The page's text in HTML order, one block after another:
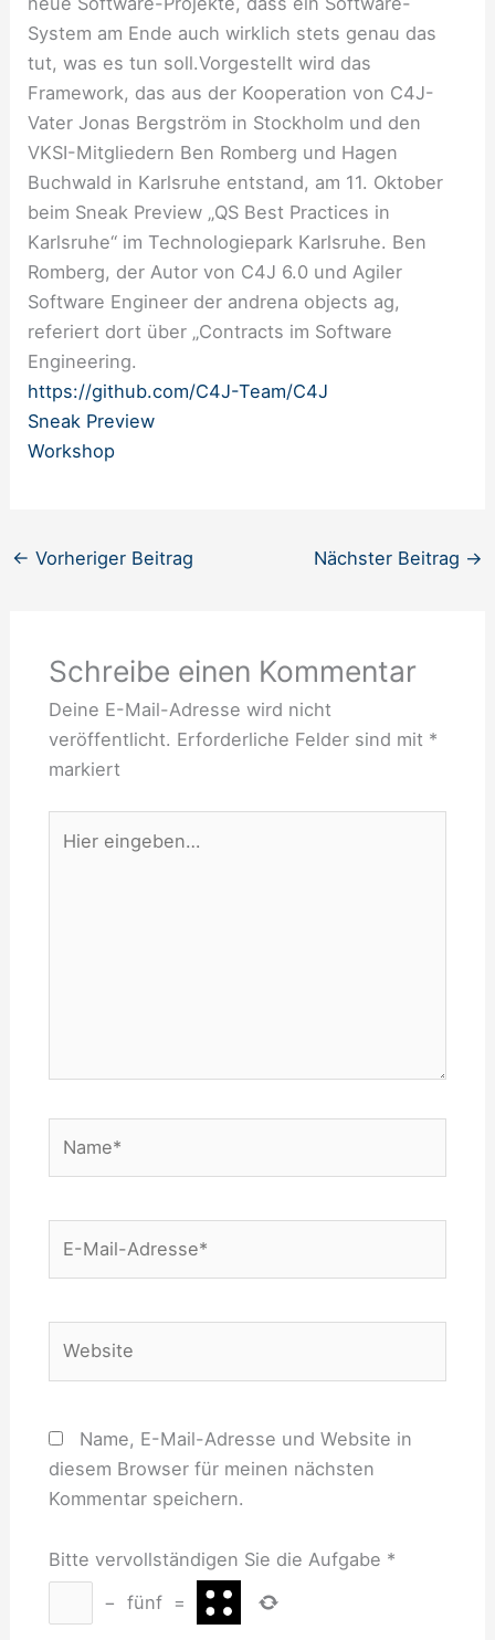
System am Ende auch wirklich stets genau das
tut, was es tun soll.Vorgestellt wird das
Framework, das aus der Kooperation von C4J-
Vater Jonas Bergström in Stockholm und den
VKSI-Mitgliedern Ben Romberg und Hagen
Buchwald in Karlsruhe entstand, am 11. Oktober
beim Sneak Preview „QS Best Practices in
Karlsruhe“ im Technologiepark Karlsruhe. Ben
Romberg, der Autor von C4J 6.0 und Agiler
Software Engineer der andrena objects ag,
referiert dort über „Contracts im Software
Engineering.
https://github.com/C4J-Team/C4J
Sneak Preview
Workshop
← Vorheriger Beitrag Nächster Beitrag →
Schreibe einen Kommentar
Deine E-Mail-Adresse wird nicht
veröffentlicht. Erforderliche Felder sind mit *
markiert
eingeben…
Mail-
Name, E-Mail-Adresse und Website in
diesem Browser für meinen nächsten
Kommentar speichern.
Bitte vervollständigen Sie die Aufgabe *
− fünf =